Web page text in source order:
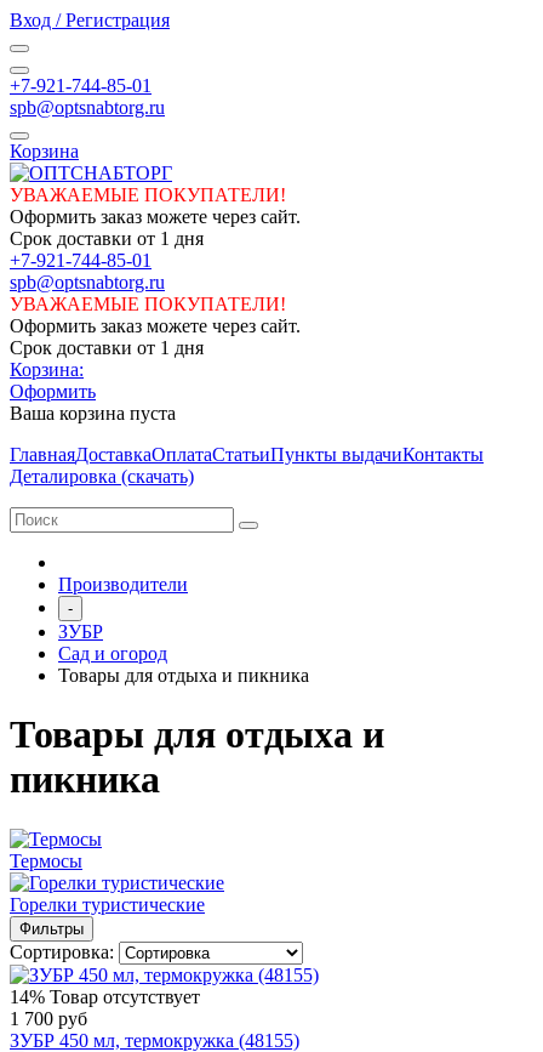
Вход / Регистрация
+7-921-744-85-01
spb@optsnabtorg.ru
Корзина
УВАЖАЕМЫЕ ПОКУПАТЕЛИ!
Оформить заказ можете через сайт.
Срок доставки от 1 дня
+7-921-744-85-01
spb@optsnabtorg.ru
УВАЖАЕМЫЕ ПОКУПАТЕЛИ!
Оформить заказ можете через сайт.
Срок доставки от 1 дня
Корзина:
Оформить
Ваша корзина пуста
ГлавнаяДоставкаОплатаСтатьиПункты выдачиКонтакты
Деталировка (скачать)
Производители
-
ЗУБР
Сад и огород
Товары для отдыха и пикника
Товары для отдыха и
пикника
Термосы
Горелки туристические
Фильтры
Сортировка:
14% Товар отсутствует
1 700 руб
ЗУБР 450 мл, термокружка (48155)